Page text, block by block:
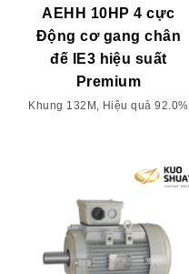
AEHH 10HP 4 cực
Động cơ gang chân
đế IE3 hiệu suất
Premium
Khung 132M, Hiệu quả 92.0%